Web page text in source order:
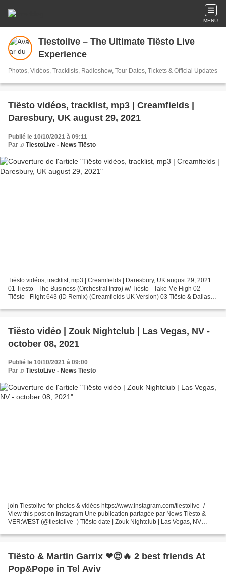
MENU
Tiestolive – The Ultimate Tiësto Live
Experience
Photos, Vidéos, Tracklists, Radioshow, Tour Dates, Tickets & Official Updates
Tiësto vidéos, tracklist, mp3 | Creamfields |
Daresbury, UK august 29, 2021
Publié le 10/10/2021 à 09:11
Par ♫ TiestoLive - News Tiësto
Tiësto vidéos, tracklist, mp3 | Creamfields | Daresbury, UK august 29, 2021
01 Tiësto - The Business (Orchestral Intro) w/ Tiësto - Take Me High 02
Tiësto - Flight 643 (ID Remix) (Creamfields UK Version) 03 Tiësto & DallasK -
Tiësto vidéo | Zouk Nightclub | Las Vegas, NV -
october 08, 2021
Publié le 10/10/2021 à 09:00
Par ♫ TiestoLive - News Tiësto
join Tiestolive for photos & vidéos https://www.instagram.com/tiestolive_/
View this post on Instagram Une publication partagée par News Tiësto &
VER:WEST (@tiestolive_) Tiësto date | Zouk Nightclub | Las Vegas, NV
Tiësto & Martin Garrix ❤😍🔥 2 best friends At
Pop&Pope in Tel Aviv